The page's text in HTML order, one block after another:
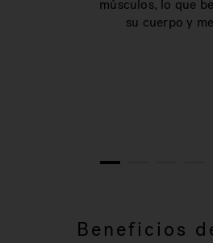
músculos, lo que
su cuerpo y
1
Beneficios